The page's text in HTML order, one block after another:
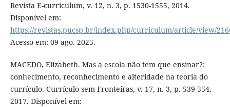
Revista E-curriculum, v. 12, n. 3, p. 1530-1555, 2014.
Disponível em:
https://revistas.pucsp.br/index.php/curriculum/article/view/
Acesso em: 09 ago. 2025.
MACEDO, Elizabeth. Mas a escola não tem que ensinar?:
conhecimento, reconhecimento e alteridade na teoria do
currículo. Currículo sem Fronteiras, v. 17, n. 3, p. 539-554,
2017. Disponível em: